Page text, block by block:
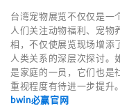
台湾宠物展览不仅仅是一
人们关注动物福利、宠物
相，不仅使展览现场增添
人类关系的深层次探讨。
是家庭的一员，它们也是
重视程度有待进一步提升。
bwin必赢官网